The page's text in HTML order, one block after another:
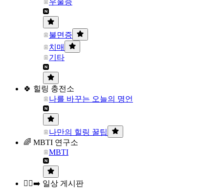
우울증
불면증
치매
기타
🍀 힐링 충전소
나를 바꾸는 오늘의 명언
나만의 힐링 꿀팁
🌈 MBTI 연구소
MBTI
🏃‍♀️‍➡️ 일상 게시판